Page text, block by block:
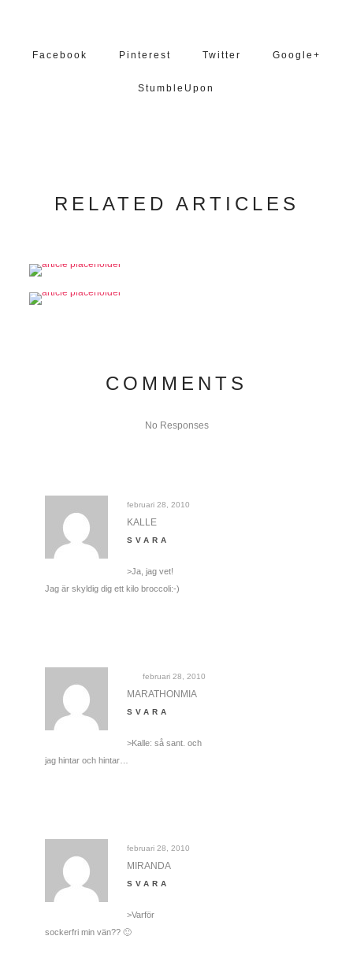
Facebook Pinterest Twitter Google+
StumbleUpon
RELATED ARTICLES
COMMENTS
No Responses
februari 28, 2010
KALLE
SVARA
>Ja, jag vet!
Jag är skyldig dig ett kilo broccoli:-)
februari 28, 2010
MARATHONMIA
SVARA
>Kalle: så sant. och
jag hintar och hintar…
februari 28, 2010
MIRANDA
SVARA
>Varför
sockerfri min vän?? 🙂